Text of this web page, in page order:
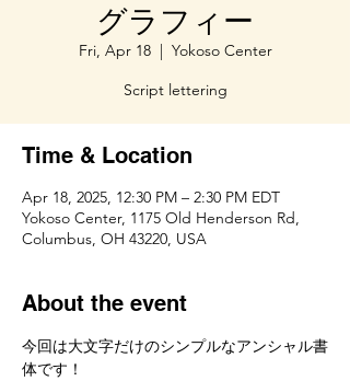
グラフィー
Fri, Apr 18
  |
Yokoso Center
Script lettering
Time & Location
Apr 18, 2025, 12:30 PM – 2:30 PM EDT
Yokoso Center, 1175 Old Henderson Rd,
Columbus, OH 43220, USA
About the event
今回は大文字だけのシンプルなアンシャル書
体です！